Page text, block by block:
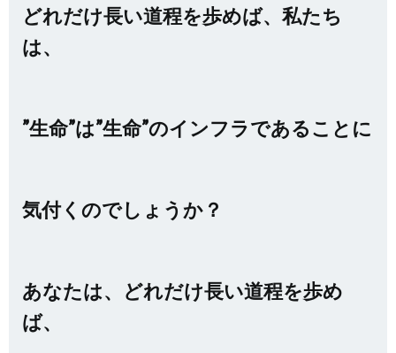
どれだけ長い道程を歩めば、私たち
は、
”生命”は”生命”のインフラであることに
気付くのでしょうか？
あなたは、どれだけ長い道程を歩め
ば、